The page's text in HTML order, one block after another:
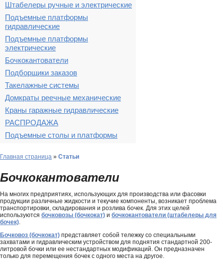
Штабелеры ручные и электрические
Подъемные платформы
гидравлические
Подъемные платформы
электрические
Бочкокантователи
Подборщики заказов
Такелажные системы
Домкраты реечные механические
Краны гаражные гидравлические
РАСПРОДАЖА
Подъемные столы и платформы
Главная страница » Статьи
Бочкокантователи
На многих предприятиях, использующих для производства или фасовки
продукции различные жидкости и текучие компоненты, возникает проблема
транспортировки, складирования и розлива бочек. Для этих целей
используются бочковозы (бочкокат) и бочкокантователи (штабелеры для
бочек).
Бочковоз (бочкокат) представляет собой тележку со специальными
захватами и гидравлическим устройством для поднятия стандартной 200-
литровой бочки или ее нестандартных модификаций. Он предназначен
только для перемещения бочек с одного места на другое.